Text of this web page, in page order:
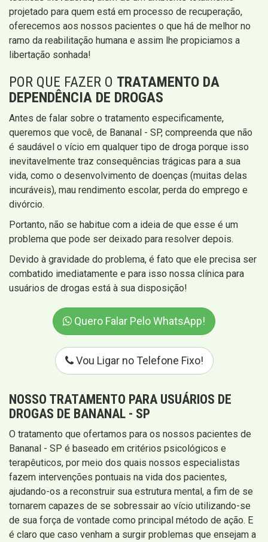
projetado para quem está em processo de recuperação,
oferecemos aos nossos pacientes o que há de melhor no
ramo da reabilitação humana e assim lhe propiciamos a
libertação sonhada!
POR QUE FAZER O TRATAMENTO DA
DEPENDÊNCIA DE DROGAS
Antes de falar sobre o tratamento especificamente,
queremos que você, de Bananal - SP, compreenda que não
é saudável o vício em qualquer tipo de droga porque isso
inevitavelmente traz consequências trágicas para a sua
vida, como o desenvolvimento de doenças (muitas delas
incuráveis), mau rendimento escolar, perda do emprego e
divórcio.
Portanto, não se habitue com a ideia de que esse é um
problema que pode ser deixado para resolver depois.
Devido à gravidade do problema, é fato que ele precisa ser
combatido imediatamente e para isso nossa clínica para
usuários de drogas está à sua disposição!
Quero Falar Pelo WhatsApp!
Vou Ligar no Telefone Fixo!
NOSSO TRATAMENTO PARA USUÁRIOS DE
DROGAS DE BANANAL - SP
O tratamento que ofertamos para os nossos pacientes de
Bananal - SP é baseado em critérios psicológicos e
terapêuticos, por meio dos quais nossos especialistas
fazem intervenções pontuais na vida dos pacientes,
ajudando-os a reconstruir sua estrutura mental, a fim de se
tornarem capazes de se sobressair ao vício utilizando-se
de sua força de vontade como principal método de ação. E
é claro que caso venham a surgir problemas que ensejam a